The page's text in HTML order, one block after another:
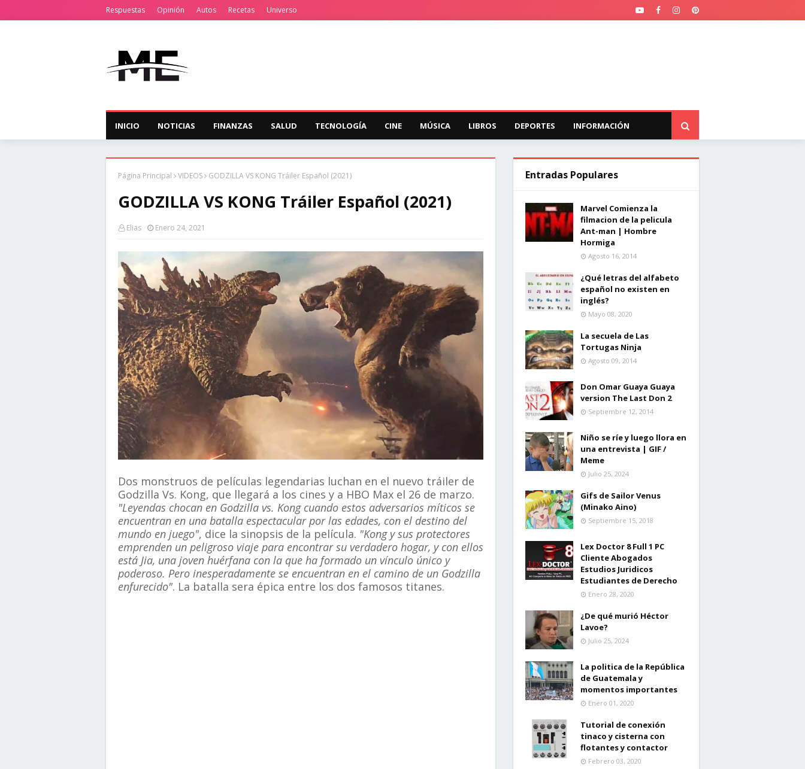
Respuestas Opinión Autos Recetas Universo
INICIO NOTICIAS FINANZAS SALUD TECNOLOGÍA CINE MÚSICA LIBROS DEPORTES INFORMACIÓN
Página Principal VIDEOS GODZILLA VS KONG Tráiler Español (2021)
GODZILLA VS KONG Tráiler Español (2021)
Elias Enero 24, 2021
Dos monstruos de películas legendarias luchan en el nuevo tráiler de
Godzilla Vs. Kong, que llegará a los cines y a HBO Max el 26 de marzo.
"Leyendas chocan en Godzilla vs. Kong cuando estos adversarios míticos se
encuentran en una batalla espectacular por las edades, con el destino del
mundo en juego", dice la sinopsis de la película. "Kong y sus protectores
emprenden un peligroso viaje para encontrar su verdadero hogar, y con ellos
está Jia, una joven huérfana con la que ha formado un vínculo único y
poderoso. Pero inesperadamente se encuentran en el camino de un Godzilla
enfurecido". La batalla sera épica entre los dos famosos titanes.
Entradas Populares
Marvel Comienza la
filmacion de la pelicula
Ant-man | Hombre
Hormiga
Agosto 16, 2014
¿Qué letras del alfabeto
español no existen en
inglés?
Mayo 08, 2020
La secuela de Las
Tortugas Ninja
Agosto 09, 2014
Don Omar Guaya Guaya
version The Last Don 2
Septiembre 12, 2014
Niño se ríe y luego llora en
una entrevista | GIF /
Meme
Julio 25, 2024
Gifs de Sailor Venus
(Minako Aino)
Septiembre 15, 2018
Lex Doctor 8 Full 1 PC
Cliente Abogados
Estudios Juridicos
Estudiantes de Derecho
Enero 28, 2020
¿De qué murió Héctor
Lavoe?
Julio 25, 2024
La politica de la República
de Guatemala y
momentos importantes
Enero 01, 2020
Tutorial de conexión
tinaco y cisterna con
flotantes y contactor
Febrero 03, 2020